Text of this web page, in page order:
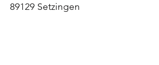
89129 Setzingen